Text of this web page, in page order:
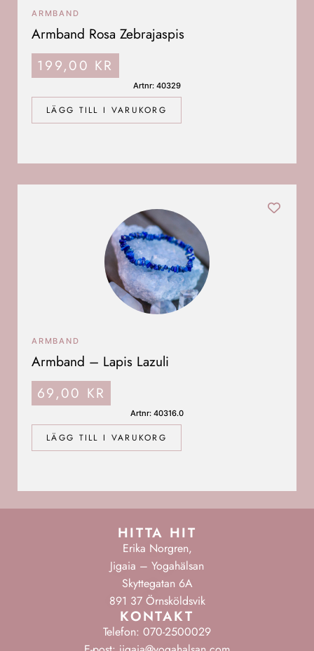
LÄGG TILL I VARUKORG
ARMBAND
Armband Rosa Zebrajaspis
199,00 KR
Artnr: 40329
LÄGG TILL I VARUKORG
ARMBAND
Armband – Lapis Lazuli
69,00 KR
Artnr: 40316.0
HITTA HIT
Erika Norgren,
Jigaia – Yogahälsan
Skyttegatan 6A
891 37 Örnsköldsvik
KONTAKT
Telefon: 070-2500029